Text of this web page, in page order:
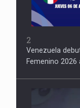
2
Venezuela
Femenino 2026